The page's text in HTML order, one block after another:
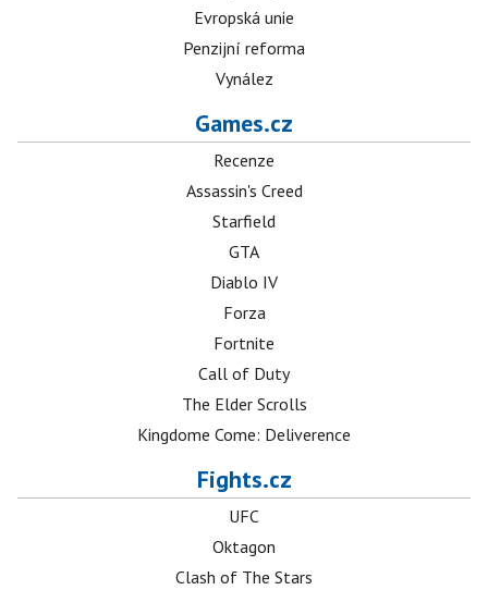
Evropská unie
Penzijní reforma
Vynález
Games.cz
Recenze
Assassin's Creed
Starfield
GTA
Diablo IV
Forza
Fortnite
Call of Duty
The Elder Scrolls
Kingdome Come: Deliverence
Fights.cz
UFC
Oktagon
Clash of The Stars